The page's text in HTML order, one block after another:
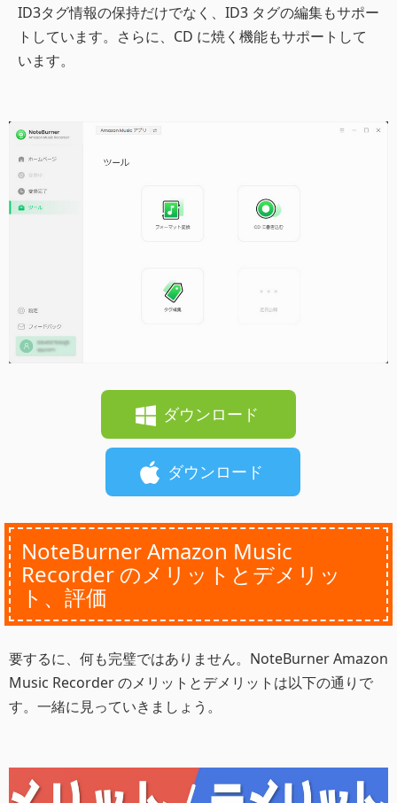
ID3タグ情報の保持だけでなく、ID3 タグの編集もサポー
トしています。さらに、CD に焼く機能もサポートして
います。
ダウンロード
ダウンロード
NoteBurner Amazon Music
Recorder のメリットとデメリッ
ト、評価
要するに、何も完璧ではありません。NoteBurner Amazon
Music Recorder のメリットとデメリットは以下の通りで
す。一緒に見っていきましょう。